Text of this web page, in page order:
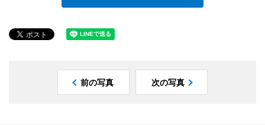
前の写真 次の写真